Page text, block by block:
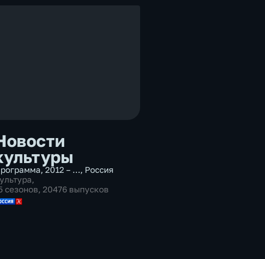
,2012 – …, Россия
,
сезонов, 20476 выпусков